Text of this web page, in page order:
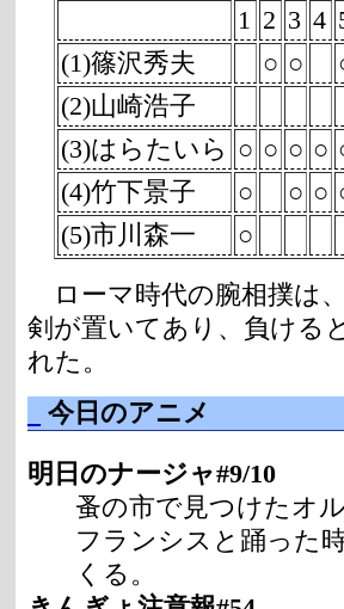
1 2 3 4
(1)篠沢秀夫
○ ○
(2)山崎浩子
(3)はらたいら ○ ○ ○ ○
(4)竹下景子
○ ○ ○
(5)市川森一
○
ローマ時代の腕相撲は
剣が置いてあり、負ける
れた。
今日のアニメ
明日のナージャ#9/10
蚤の市で見つけたオ
フランシスと踊った
くる。